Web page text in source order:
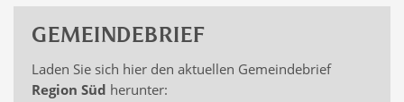
GEMEINDEBRIEF
Laden Sie sich hier den aktuellen Gemeindebrief
Region Süd herunter: